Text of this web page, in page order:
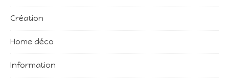
Création
Home déco
Information